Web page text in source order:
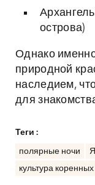
острова)
Однако
природной
наследием,
для
Теги :
полярные ночи
культура